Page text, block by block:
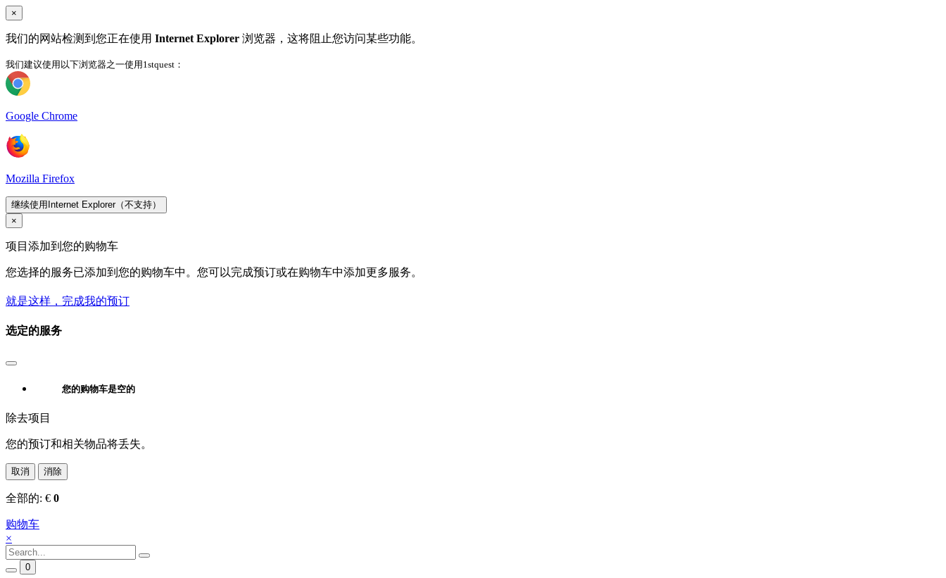
×
我们的网站检测到您正在使用 Internet Explorer 浏览器，这将阻止您访问某些功能。
我们建议使用以下浏览器之一使用1stquest：
Google Chrome
Mozilla Firefox
继续使用Internet Explorer（不支持）
×
项目添加到您的购物车
您选择的服务已添加到您的购物车中。您可以完成预订或在购物车中添加更多服务。
就是这样，完成我的预订
选定的服务
您的购物车是空的
除去项目
您的预订和相关物品将丢失。
取消 消除
全部的: € 0
购物车
×
0